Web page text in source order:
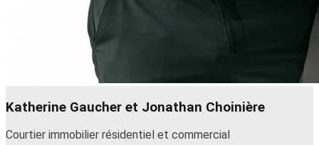
Katherine Gaucher et Jonathan Choinière
Courtier immobilier résidentiel et commercial